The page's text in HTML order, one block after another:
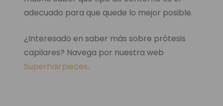
adecuado para que quede lo mejor posible.
¿Interesado en saber más sobre prótesis
capilares? Navega por nuestra web
Superhairpieces.